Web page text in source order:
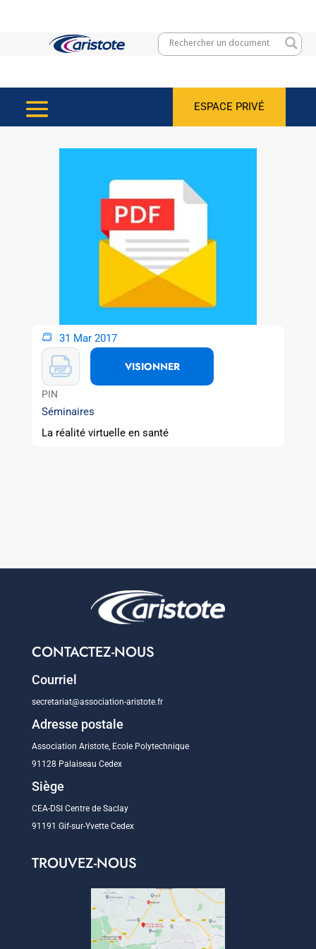
ESPACE PRIVÉ
31 Mar 2017
VISIONNER
PIN
Séminaires
La réalité virtuelle en santé
CONTACTEZ-NOUS
Courriel
secretariat@association-aristote.fr
Adresse postale
Association Aristote, Ecole Polytechnique
91128 Palaiseau Cedex
Siège
CEA-DSI Centre de Saclay
91191 Gif-sur-Yvette Cedex
TROUVEZ-NOUS